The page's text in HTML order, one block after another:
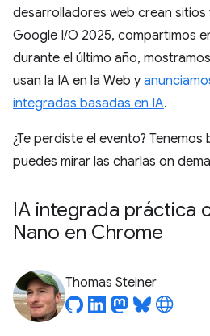
desarrolladores web crean sitios
Google I/O 2025, compartimos
durante el último año,
usan la IA en la Web y
integradas basadas en IA.
¿Te perdiste el evento?
puedes mirar las charlas on
IA integrada práctica
Nano en Chrome
Thomas Steiner